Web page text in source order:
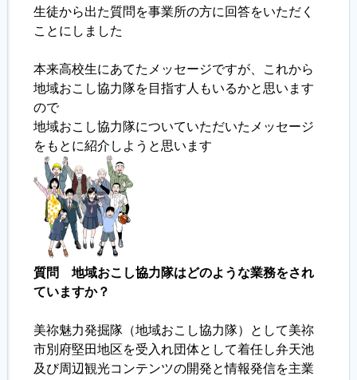
履歴書ジェネレーター
生徒から出た質問を事業所の方に回答をいただく
ことにしました
本来高校生にあてたメッセージですが、これから
地域おこし協力隊を目指す人もいるかと思います
ので
地域おこし協力隊についていただいたメッセージ
をもとに紹介しようと思います
質問 地域おこし協力隊はどのような業務をされ
ていますか？
美祢魅力発掘隊（地域おこし協力隊）として美祢
市別府堅田地区を受入れ団体として着任し弁天池
及び周辺観光コンテンツの開発と情報発信を主業